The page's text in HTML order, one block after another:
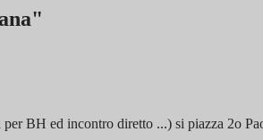
BH ed incontro diretto ...) si piazza 2o